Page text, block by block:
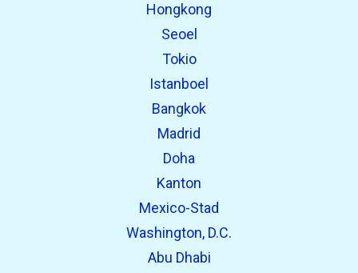
Hongkong
Seoel
Tokio
Istanboel
Bangkok
Madrid
Doha
Kanton
Mexico-Stad
Washington, D.C.
Abu Dhabi